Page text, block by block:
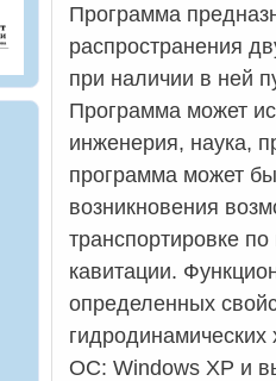
Программа
распространения
при наличии в ней
Программа может
инженерия, наука,
программа может
возникновения
транспортировке
кавитации.
определенных
ОС: Windows XP и